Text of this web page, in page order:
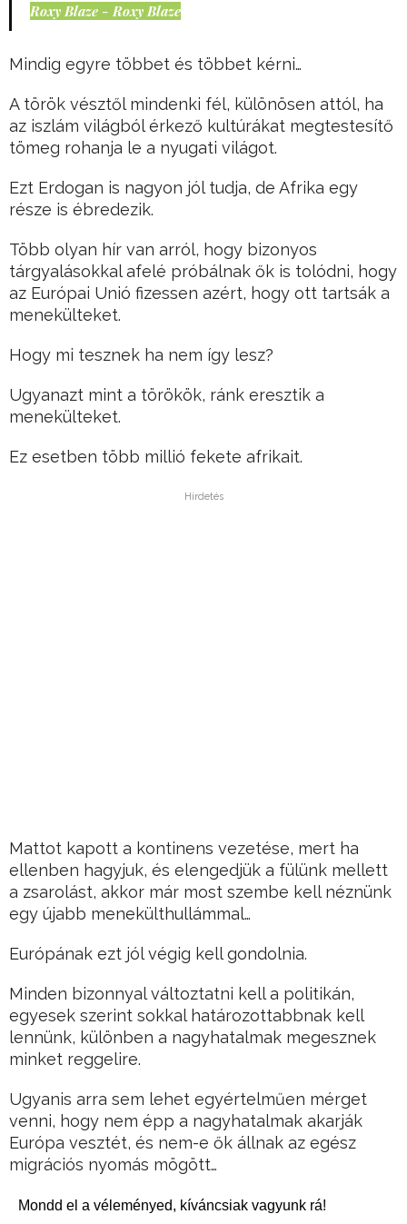
Roxy Blaze - Roxy Blaze
Mindig egyre többet és többet kérni…
A török vésztől mindenki fél, különösen attól, ha
az iszlám világból érkező kultúrákat megtestesítő
tömeg rohanja le a nyugati világot.
Ezt Erdogan is nagyon jól tudja, de Afrika egy
része is ébredezik.
Több olyan hír van arról, hogy bizonyos
tárgyalásokkal afelé próbálnak ők is tolódni, hogy
az Európai Unió fizessen azért, hogy ott tartsák a
menekülteket.
Hogy mi tesznek ha nem így lesz?
Ugyanazt mint a törökök, ránk eresztik a
menekülteket.
Ez esetben több millió fekete afrikait.
Hirdetés
Mattot kapott a kontinens vezetése, mert ha
ellenben hagyjuk, és elengedjük a fülünk mellett
a zsarolást, akkor már most szembe kell néznünk
egy újabb menekülthullámmal…
Európának ezt jól végig kell gondolnia.
Minden bizonnyal változtatni kell a politikán,
egyesek szerint sokkal határozottabbnak kell
lennünk, különben a nagyhatalmak megesznek
minket reggelire.
Ugyanis arra sem lehet egyértelműen mérget
venni, hogy nem épp a nagyhatalmak akarják
Európa vesztét, és nem-e ők állnak az egész
migrációs nyomás mögött…
Mondd el a véleményed, kíváncsiak vagyunk rá!